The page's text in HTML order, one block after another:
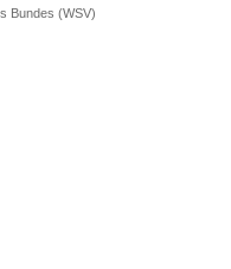
Bundes (WSV)